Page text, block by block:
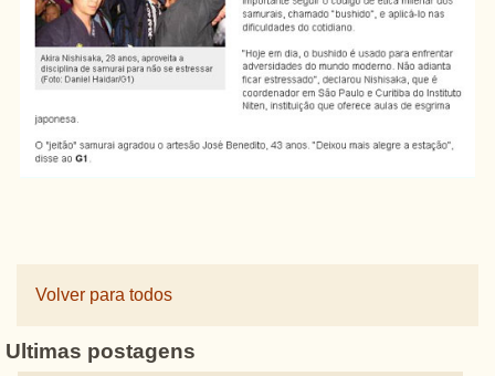
Volver para todos
Ultimas postagens